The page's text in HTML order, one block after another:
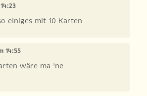
einiges mit 10 Karten
14:55
wäre ma 'ne